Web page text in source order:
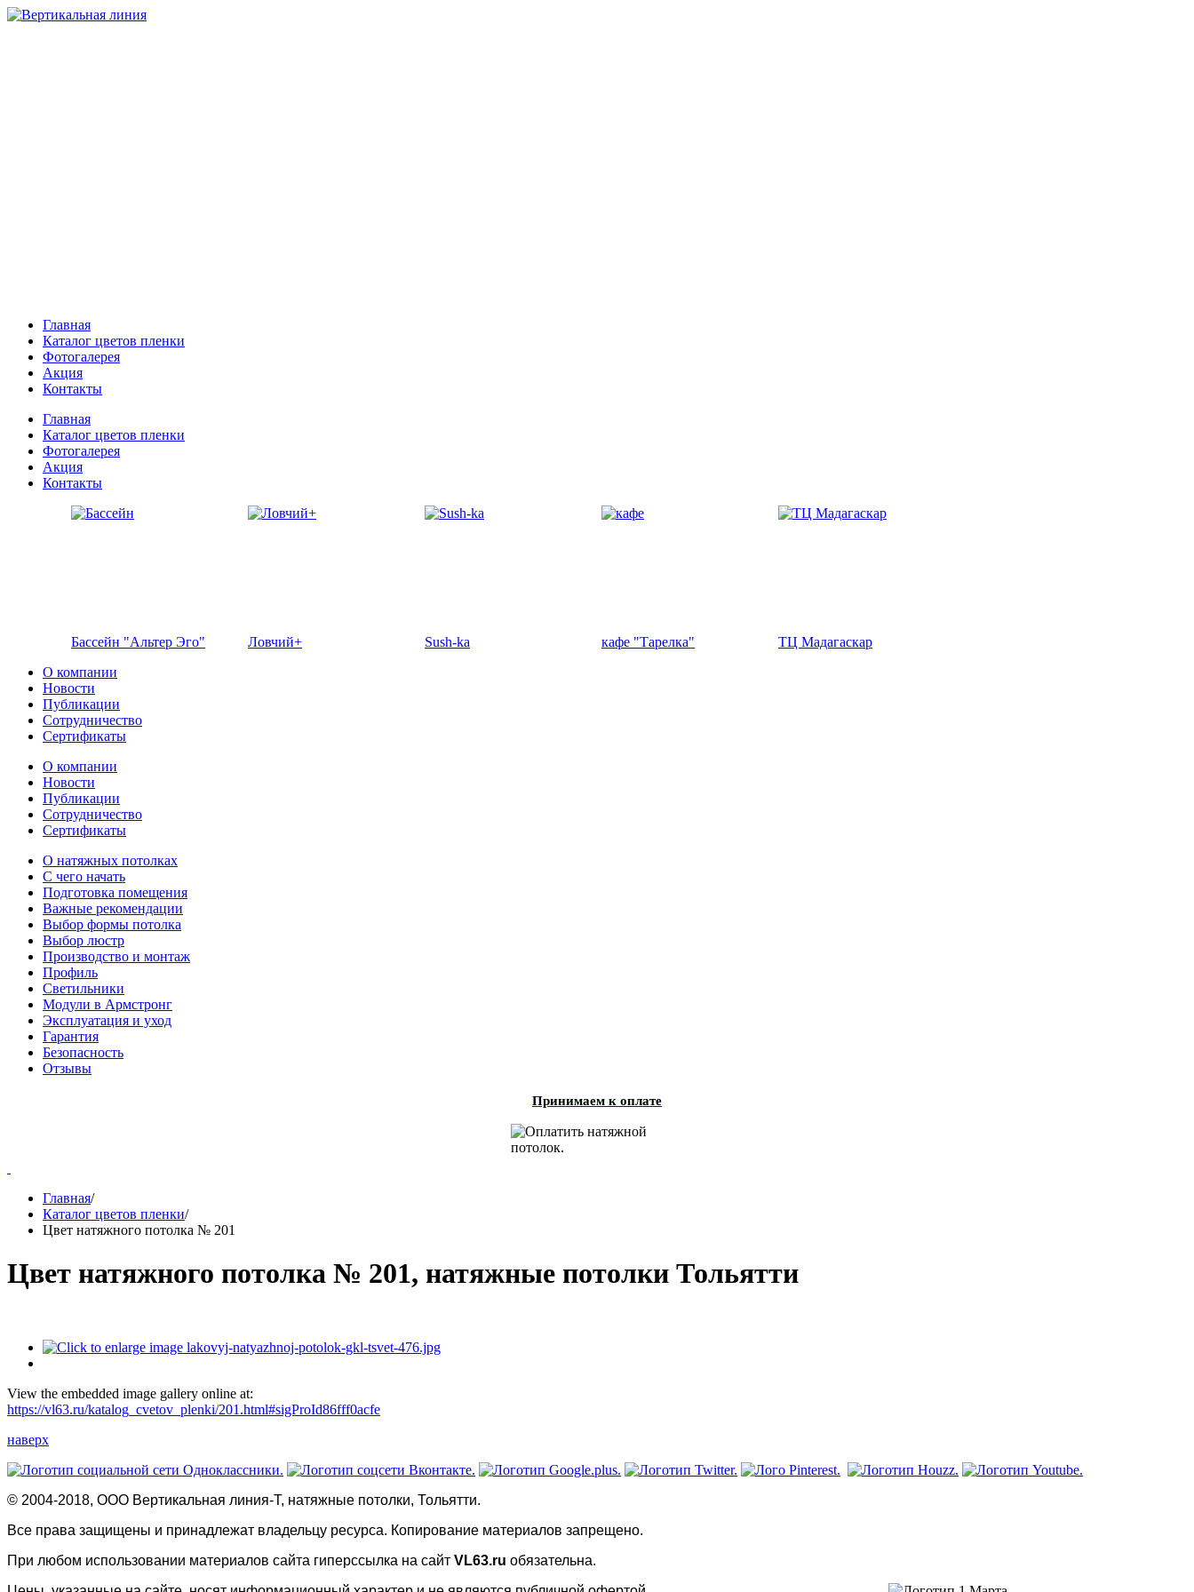
Главная
Каталог цветов пленки
Фотогалерея
Акция
Контакты
Главная
Каталог цветов пленки
Фотогалерея
Акция
Контакты
Бассейн "Альтер Эго" Ловчий+ Sush-ka кафе "Тарелка" ТЦ Мадагаскар
Отель Эмеральд
О компании
Новости
Публикации
Сотрудничество
Сертификаты
О компании
Новости
Публикации
Сотрудничество
Сертификаты
О натяжных потолках
С чего начать
Подготовка помещения
Важные рекомендации
Выбор формы потолка
Выбор люстр
Производство и монтаж
Профиль
Светильники
Модули в Армстронг
Эксплуатация и уход
Гарантия
Безопасность
Отзывы
Принимаем к оплате
Главная/
Каталог цветов пленки/
Цвет натяжного потолка № 201
Цвет натяжного потолка № 201, натяжные потолки Тольятти
View the embedded image gallery online at:
https://vl63.ru/katalog_cvetov_plenki/201.html#sigProId86fff0acfe
наверх
© 2004-2018, ООО Вертикальная линия-Т, натяжные потолки, Тольятти.
Все права защищены и принадлежат владельцу ресурса. Копирование материалов запрещено.
При любом использовании материалов сайта гиперссылка на сайт VL63.ru обязательна.